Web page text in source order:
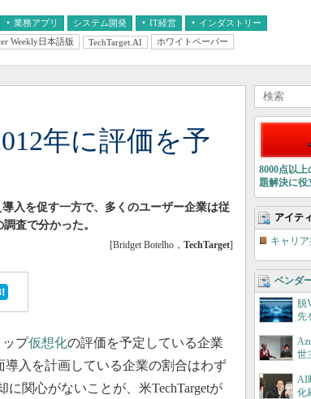
業務アプリ システム開発 IT経営
IT
インダストリー
医療IT
Weekly日本語版 TechTarget.AI ホワイトペーパー
年に評価を予
入を促す一方で、多くのユーザー企業は従
査で分かった。
[Bridget Botelho， TechTarget]
プ仮想化の評価を予定している企業
導入を計画している企業の割合はわず
関心がないことが、米TechTargetが
8000点以
題解決に役
アイテ
キャリ
ベンダ
脱
先
世
AI
化